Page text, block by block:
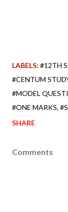
LABELS: #12TH
#CENTUM
#MODEL
#ONE MARKS
SHARE
Comments